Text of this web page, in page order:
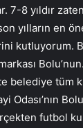
7-8 yıldır
yılların en
kutluyorum.
belediye tüm
Odası’nın
futbol